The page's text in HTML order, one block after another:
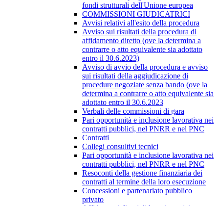
fondi strutturali dell'Unione europea
COMMISSIONI GIUDICATRICI
Avvisi relativi all'esito della procedura
Avviso sui risultati della procedura di
affidamento diretto (ove la determina a
contrarre o atto equivalente sia adottato
entro il 30.6.2023)
Avviso di avvio della procedura e avviso
sui risultati della aggiudicazione di
procedure negoziate senza bando (ove la
determina a contrarre o atto equivalente sia
adottato entro il 30.6.2023
Verbali delle commissioni di gara
Pari opportunità e inclusione lavorativa nei
contratti pubblici, nel PNRR e nel PNC
Contratti
Collegi consultivi tecnici
Pari opportunità e inclusione lavorativa nei
contratti pubblici, nel PNRR e nel PNC
Resoconti della gestione finanziaria dei
contratti al termine della loro esecuzione
Concessioni e partenariato pubblico
privato